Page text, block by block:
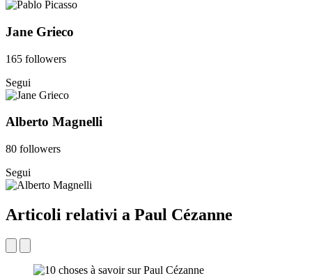
Jane Grieco
165 followers
Segui
Alberto Magnelli
80 followers
Segui
Articoli relativi a Paul Cézanne